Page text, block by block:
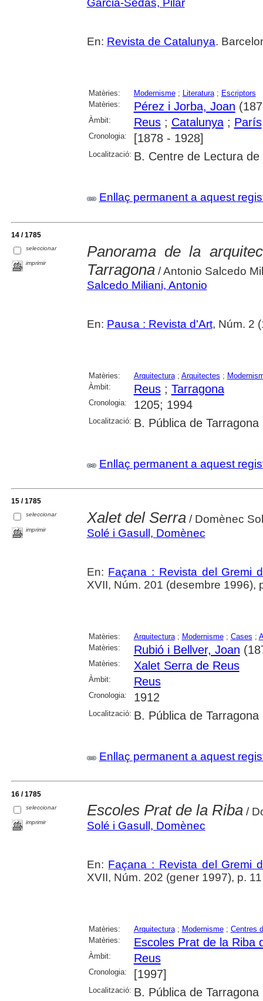
Garcia-Sedas, Pilar
En: Revista de Catalunya.
Matèries: Modernisme; Literatura; Escriptors
Matèries:
Pérez i Jorba, Joan
Àmbit: Reus; Catalunya; París
Cronologia: [1878 - 1928]
Localització: B. Centre de Lectura de
Enllaç permanent a aquest
14 / 1785
seleccionar
imprimir
Panorama de la
Tarragona/ Antonio Salcedo
Salcedo Miliani, Antonio
En: Pausa : Revista d'Art, Núm. 2
Matèries: Arquitectura; Arquitectes ;
Àmbit:
Reus; Tarragona
Cronologia: 1205; 1994
Localització: B. Pública de Tarragona
Enllaç permanent a aquest
15 / 1785
seleccionar
imprimir
Xalet del Serra/ Domènec
Solé i Gasull, Domènec
En: Façana : Revista del Gremi
XVII, Núm. 201 (desembre 1996),
Matèries: Arquitectura; Modernisme; Cases ;
Matèries:
Rubió i Bellver, Joan
Matèries: Xalet Serra de Reus
Àmbit: Reus
Cronologia: 1912
Localització: B. Pública de Tarragona
Enllaç permanent a aquest
16 / 1785
seleccionar
imprimir
Escoles Prat de la Riba/
Solé i Gasull, Domènec
En: Façana : Revista del Gremi
XVII, Núm. 202 (gener 1997), p. 11
Matèries: Arquitectura; Modernisme; Centres
Matèries:
Escoles Prat de la Riba
Àmbit: Reus
Cronologia: [1997]
Localització: B. Pública de Tarragona